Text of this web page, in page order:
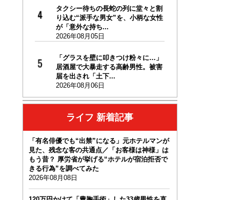
タクシー待ちの長蛇の列に堂々と割
り込む“派手な男女”を、小柄な女性
が「意外な持ち...
2026年08月05日
「グラスを壁に叩きつけ粉々に…」
居酒屋で大暴走する高齢男性。被害
届を出され「土下...
2026年08月06日
ライフ 新着記事
「有名俳優でも“出禁”になる」元ホテルマンが
見た、残念な客の共通点／「お客様は神様」は
もう昔？ 厚労省が挙げる“ホテルが宿泊拒否で
きる行為”を調べてみた
2026年08月08日